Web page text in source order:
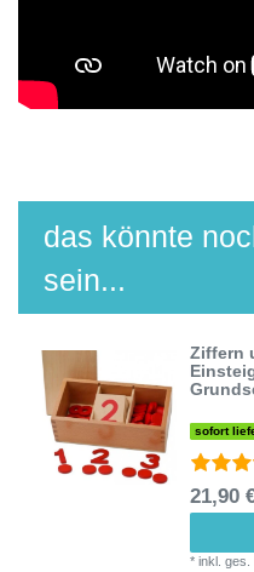
das könnte
sein...
Ziffern
sofort
21,90
*inkl. ges.